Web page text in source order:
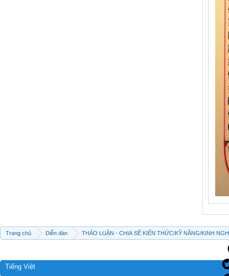
Trang chủ Diễn đàn THẢO LUẬN - CHIA SẼ KIẾN THỨC/KỸ NĂNG/KINH
Tiếng Việt